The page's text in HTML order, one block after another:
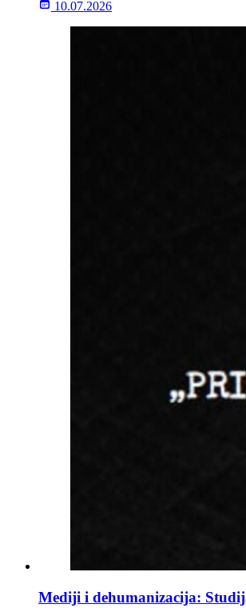
10.07.2026
Mediji i dehumanizacija: